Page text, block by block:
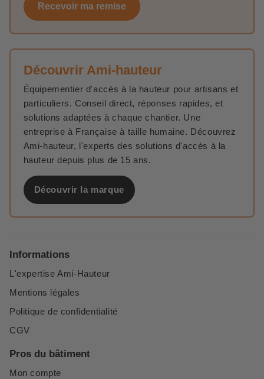
Recevoir ma remise
Découvrir Ami-hauteur
Équipementier d'accès à la hauteur pour artisans et
particuliers. Conseil direct, réponses rapides, et
solutions adaptées à chaque chantier. Une
entreprise à Française à taille humaine. Découvrez
Ami-hauteur, l'experts des solutions d'accès à la
hauteur depuis plus de 15 ans.
Découvrir la marque
Informations
L'expertise Ami-Hauteur
Mentions légales
Politique de confidentialité
CGV
Pros du bâtiment
Mon compte